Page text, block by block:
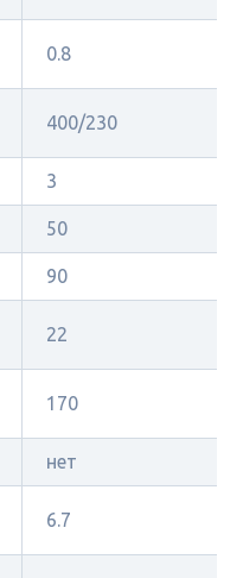
0.8
400/230
3
50
90
22
170
нет
6.7